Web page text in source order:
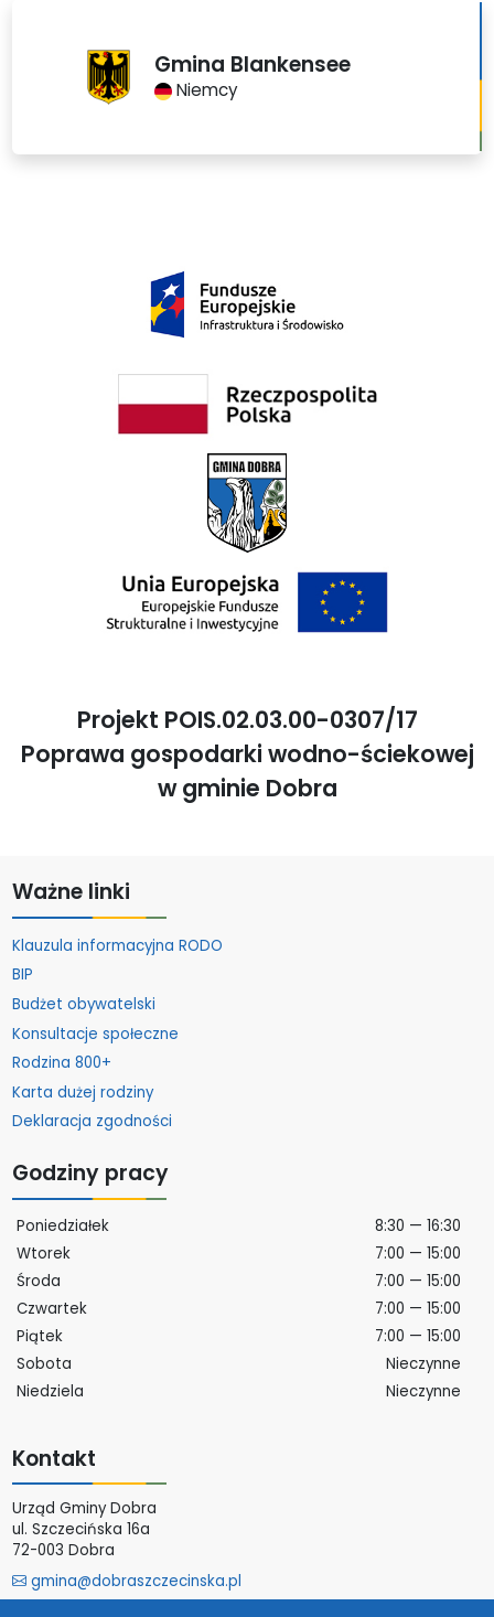
Gmina Blankensee
Niemcy
Projekt POIS.02.03.00-0307/17
Poprawa gospodarki wodno-ściekowej
w gminie Dobra
Ważne linki
Klauzula informacyjna RODO
BIP
Budżet obywatelski
Konsultacje społeczne
Rodzina 800+
Karta dużej rodziny
Deklaracja zgodności
Godziny pracy
Poniedziałek
8:30 — 16:30
Wtorek
7:00 — 15:00
Środa
7:00 — 15:00
Czwartek
7:00 — 15:00
Piątek
7:00 — 15:00
Sobota
Nieczynne
Niedziela
Nieczynne
Kontakt
Urząd Gminy Dobra
ul. Szczecińska 16a
72-003 Dobra
gmina@dobraszczecinska.pl